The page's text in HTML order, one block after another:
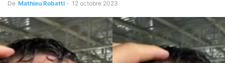
De Mathieu Robatti - 12 octobre 2023